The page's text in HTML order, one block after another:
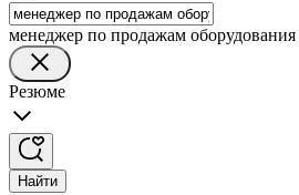
менеджер по продажам
Резюме
Найти